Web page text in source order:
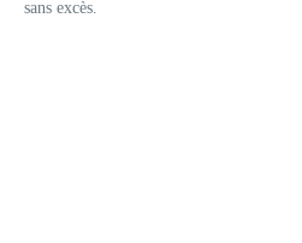
sans excès.